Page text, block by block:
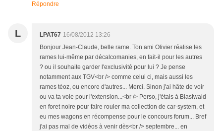
Répondre
L LPAT67 16/08/2012 13:26
Bonjour Jean-Claude, belle rame. Ton ami Olivier réalise les
rames lui-même par décalcomanies, en fait-il pour les autres
? ou il souhaite garder l'exclusivité pour lui ? Je pense
notamment aux TGV<br /> comme celui ci, mais aussi les
rames téoz, ou encore d'autres... Merci. Sinon j'ai hâte de voir
ou va ta voie pour l'extension...<br /> Perso, j'étais à Blasiwald
en foret noire pour faire rouler ma collection de car-system, et
eu mes wagons en récompense pour le concours forum... Bref
j'ai pas mal de vidéos à venir dès<br /> septembre... en